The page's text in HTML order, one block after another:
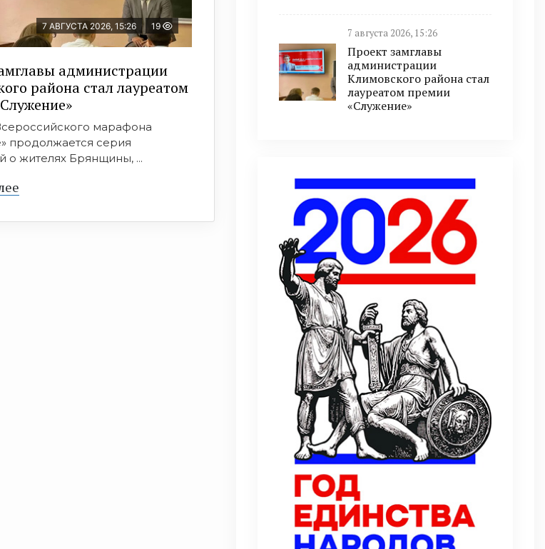
7 АВГУСТА 2026, 15:26 19
администрации
района стал лауреатом
марафона
продолжается серия
о жителях Брянщины, ...
7 августа 2026, 15:26
Проект замглавы
администрации
Климовского района стал
лауреатом премии
«Служение»